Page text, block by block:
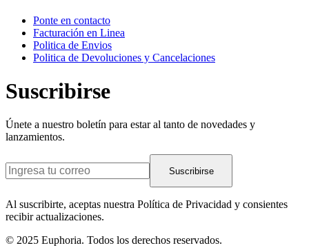
Ponte en contacto
Facturación en Linea
Politica de Envios
Politica de Devoluciones y Cancelaciones
Suscribirse
Únete a nuestro boletín para estar al tanto de novedades y
lanzamientos.
Suscribirse
Al suscribirte, aceptas nuestra Política de Privacidad y consientes
recibir actualizaciones.
© 2025 Euphoria. Todos los derechos reservados.